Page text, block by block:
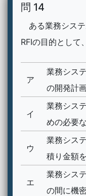
問 14
ある業務システ
RFIの目的として
ア
業務シス
の開発計
イ
業務シス
めの必要
ウ
業務シス
積り金額
エ
業務シス
の間に機